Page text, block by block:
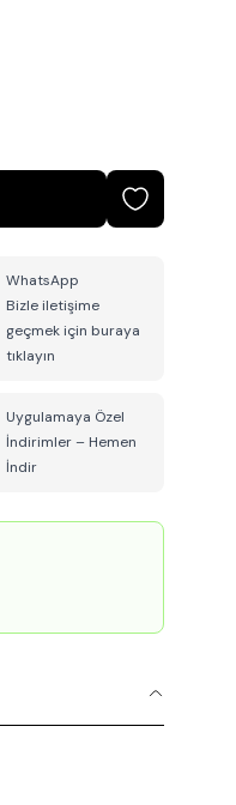
WhatsApp
Bizle iletişime
geçmek için buraya
tıklayın
Uygulamaya Özel
İndirimler – Hemen
İndir